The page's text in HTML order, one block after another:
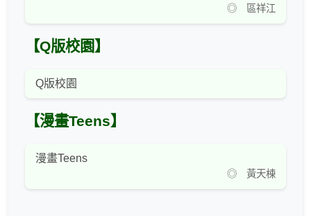
◎ 區祥江
【Q版校園】
Q版校園
【漫畫Teens】
漫畫Teens
◎ 黃天棟